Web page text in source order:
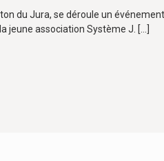
du Jura, se déroule un
jeune association Système J. […]